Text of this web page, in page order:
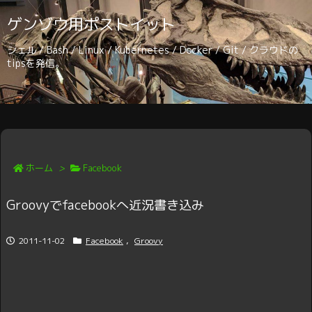
ゲンゾウ用ポストイット
シェル / Bash / Linux / Kubernetes / Docker / Git / クラウドの
tipsを発信。
ホーム > Facebook
Groovyでfacebookへ近況書き込み
2011-11-02 Facebook , Groovy